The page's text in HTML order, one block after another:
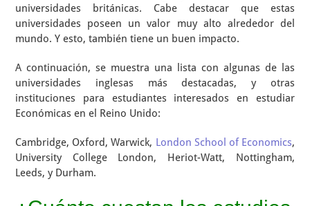
universidades británicas. Cabe destacar que estas
universidades poseen un valor muy alto alrededor del
mundo. Y esto, también tiene un buen impacto.
A continuación, se muestra una lista con algunas de las
universidades inglesas más destacadas, y otras
instituciones para estudiantes interesados en estudiar
Económicas en el Reino Unido:
Cambridge, Oxford, Warwick, London School of Economics,
University College London, Heriot-Watt, Nottingham,
Leeds, y Durham.